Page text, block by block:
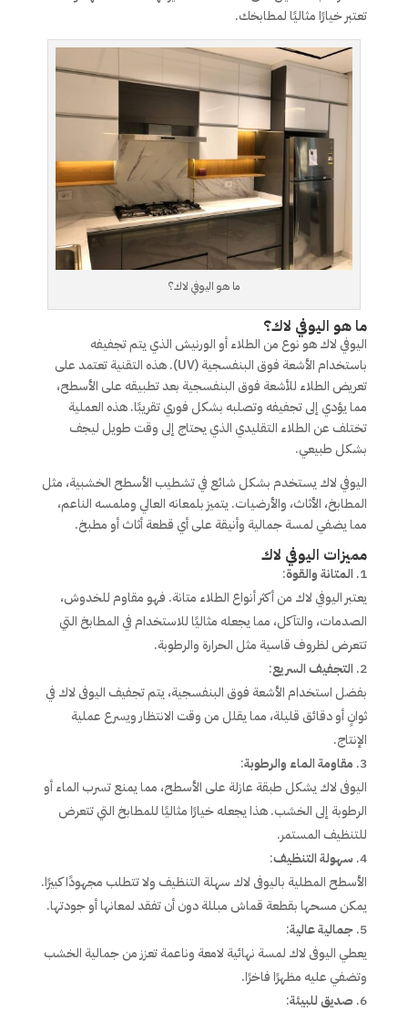
تعتبر خيارًا مثاليًا لمطابخك.
ما هو اليوفي لاك؟
ما هو اليوفي لاك؟
اليوفي لاك هو نوع من الطلاء أو الورنيش الذي يتم تجفيفه
باستخدام الأشعة فوق البنفسجية (UV). هذه التقنية تعتمد على
تعريض الطلاء للأشعة فوق البنفسجية بعد تطبيقه على الأسطح،
مما يؤدي إلى تجفيفه وتصلبه بشكل فوري تقريبًا. هذه العملية
تختلف عن الطلاء التقليدي الذي يحتاج إلى وقت طويل ليجف
بشكل طبيعي.
اليوفي لاك يستخدم بشكل شائع في تشطيب الأسطح الخشبية، مثل
المطابخ، الأثاث، والأرضيات. يتميز بلمعانه العالي وملمسه الناعم،
مما يضفي لمسة جمالية وأنيقة على أي قطعة أثاث أو مطبخ.
مميزات اليوفي لاك
المتانة والقوة:
يعتبر اليوفي لاك من أكثر أنواع الطلاء متانة. فهو مقاوم للخدوش،
الصدمات، والتآكل، مما يجعله مثاليًا للاستخدام في المطابخ التي
تتعرض لظروف قاسية مثل الحرارة والرطوبة.
التجفيف السريع:
بفضل استخدام الأشعة فوق البنفسجية، يتم تجفيف اليوفى لاك في
ثوانٍ أو دقائق قليلة، مما يقلل من وقت الانتظار ويسرع عملية
الإنتاج.
مقاومة الماء والرطوبة:
اليوفى لاك يشكل طبقة عازلة على الأسطح، مما يمنع تسرب الماء أو
الرطوبة إلى الخشب. هذا يجعله خيارًا مثاليًا للمطابخ التي تتعرض
للتنظيف المستمر.
سهولة التنظيف:
الأسطح المطلية باليوفى لاك سهلة التنظيف ولا تتطلب مجهودًا كبيرًا.
يمكن مسحها بقطعة قماش مبللة دون أن تفقد لمعانها أو جودتها.
جمالية عالية:
يعطي اليوفى لاك لمسة نهائية لامعة وناعمة تعزز من جمالية الخشب
وتضفي عليه مظهرًا فاخرًا.
صديق للبيئة: